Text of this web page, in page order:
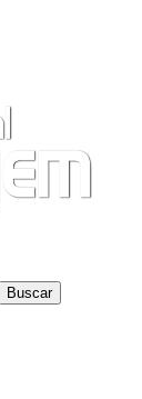
Buscar